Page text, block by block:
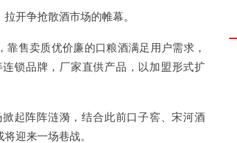
开争抢散酒市场的帷幕。
售卖质优价廉的口粮酒满足用户需求，
锁品牌，厂家直供产品，以加盟形式扩
起阵阵涟漪，结合此前口子窖、宋河酒
迎来一场巷战。